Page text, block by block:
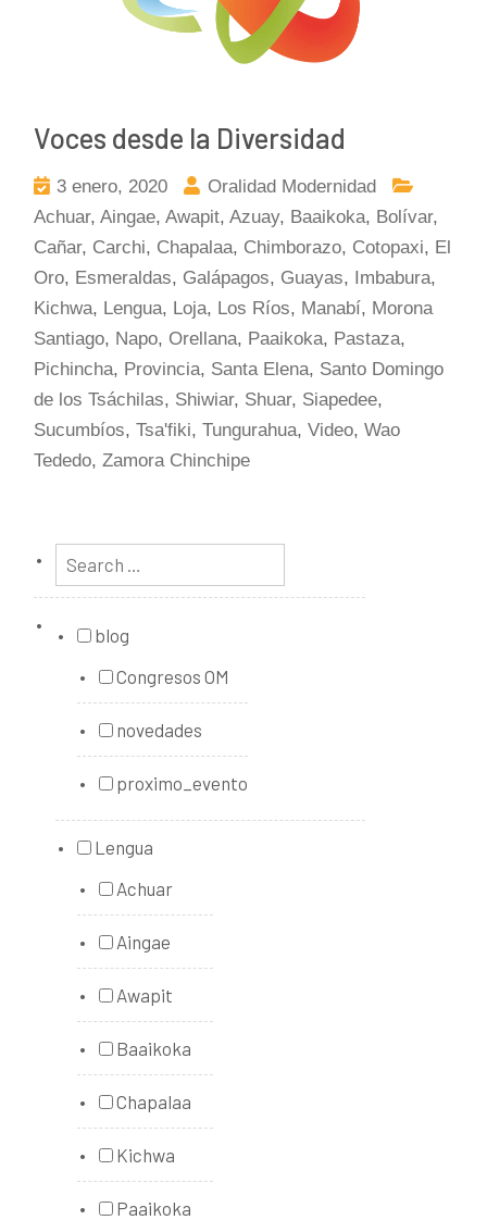
Voces desde la Diversidad
3 enero, 2020
Oralidad Modernidad
Achuar,Aingae,Awapit,Azuay, Baaikoka, Bolívar,
Cañar, Carchi, Chapalaa, Chimborazo, Cotopaxi, El
Oro, Esmeraldas, Galápagos, Guayas, Imbabura,
Kichwa, Lengua, Loja, Los Ríos, Manabí, Morona
Santiago, Napo, Orellana, Paaikoka, Pastaza,
Pichincha, Provincia, Santa Elena, Santo Domingo
de los Tsáchilas, Shiwiar, Shuar, Siapedee,
Sucumbíos,Tsa'fiki,Tungurahua,Video,Wao
Tededo,Zamora Chinchipe
blog
Congresos OM
novedades
proximo_evento
Lengua
Achuar
Aingae
Awapit
Baaikoka
Chapalaa
Kichwa
Paaikoka